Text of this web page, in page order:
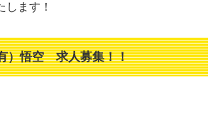
します！
）悟空 求人募集！！